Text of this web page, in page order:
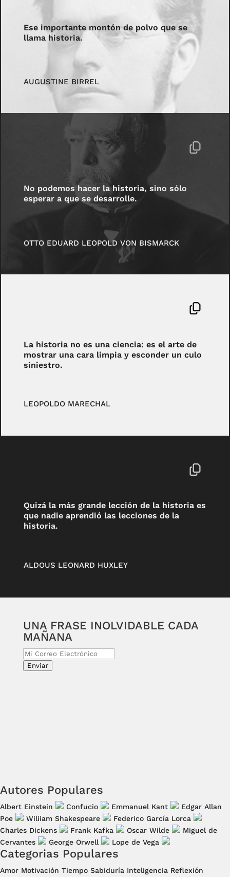
Ese importante montón de polvo que se
llama historia.
AUGUSTINE BIRREL
No podemos hacer la historia, sino sólo
esperar a que se desarrolle.
OTTO EDUARD LEOPOLD VON BISMARCK
La historia no es una ciencia: es el arte de
mostrar una cara limpia y esconder un culo
siniestro.
LEOPOLDO MARECHAL
Quizá la más grande lección de la historia es
que nadie aprendió las lecciones de la
historia.
ALDOUS LEONARD HUXLEY
UNA FRASE INOLVIDABLE CADA
MAÑANA
Enviar
Autores Populares
Albert Einstein Confucio Emmanuel Kant
Edgar Allan
Poe
Wiliiam Shakespeare
Federico García Lorca
Charles Dickens
Frank Kafka Oscar Wilde
Miguel de
Cervantes
George Orwell Lope de Vega
Categorias Populares
Amor Motivación Tiempo Sabiduría Inteligencia Reflexión